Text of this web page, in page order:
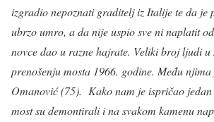
izgradio nepoznati graditelj iz Italije te da je
ubrzo umro, a da nije uspio sve ni naplatit
novce dao u razne hajrate. Veliki broj ljudi u
prenošenju mosta 1966. godine. Među
Omanović (75). Kako nam je ispričao jedan
most su demontirali i na svakom kamenu